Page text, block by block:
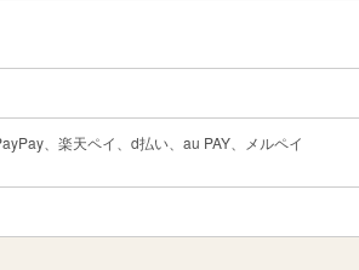
、楽天ペイ、d払い、au PAY、メルペイ